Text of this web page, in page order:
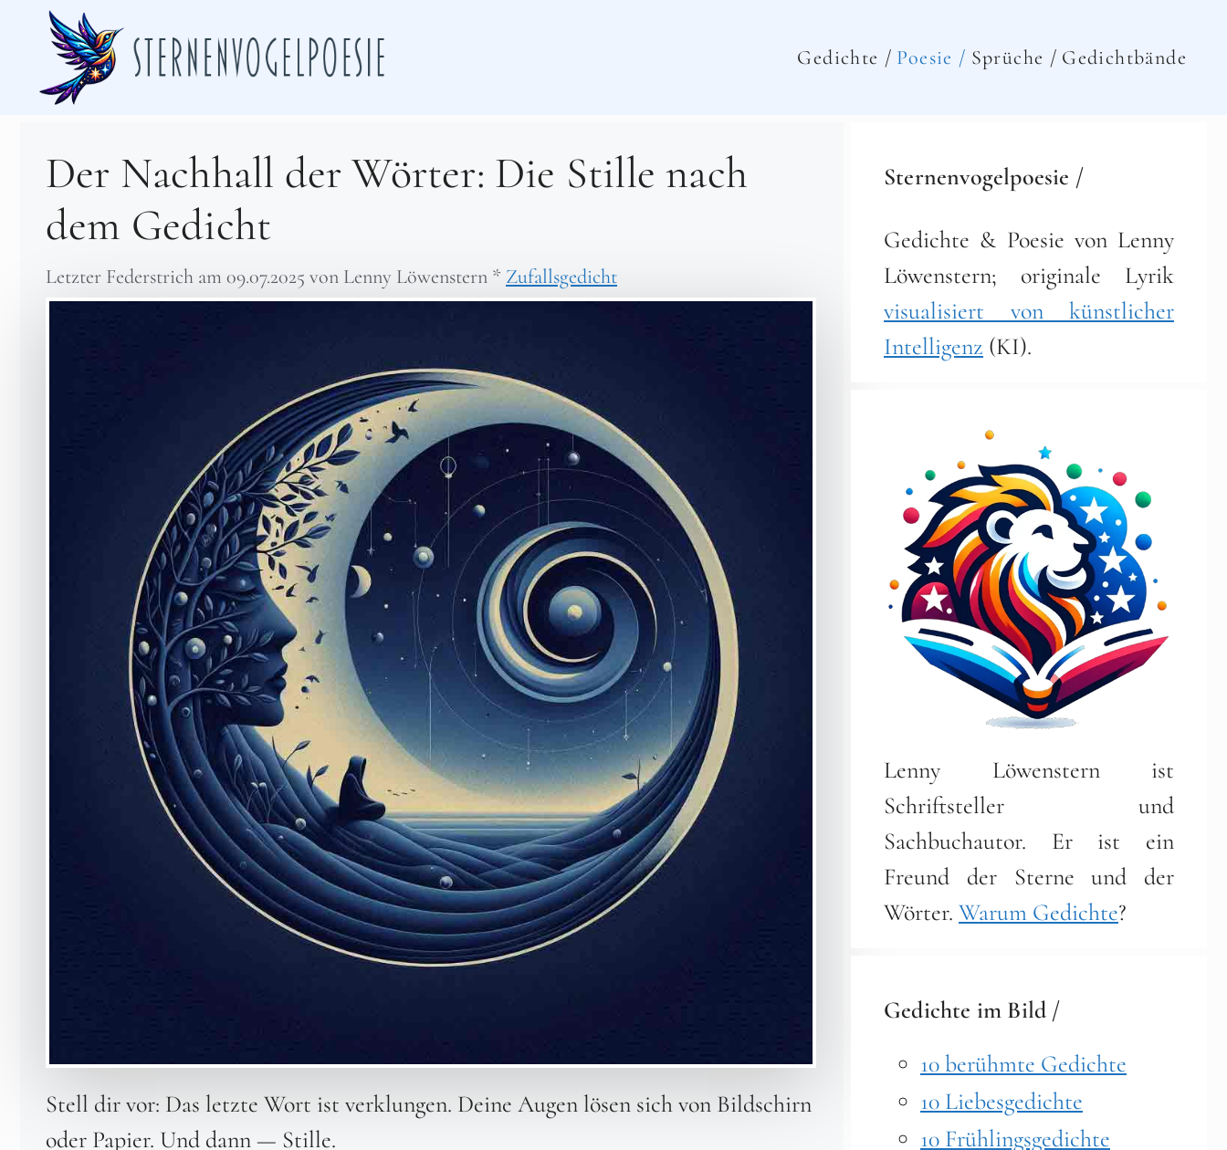
Inhalt
springen
Gedichte / Poesie / Sprüche / Gedichtbände
Der Nachhall der Wörter: Die Stille nach
dem Gedicht
Letzter Federstrich am 09.07.2025 von Lenny Löwenstern * Zufallsgedicht
Stell dir vor: Das letzte Wort ist verklungen. Deine Augen lösen sich von Bildschirn
oder Papier. Und dann — Stille.
Sternenvogelpoesie /
Gedichte & Poesie von Lenny
Löwenstern; originale Lyrik
visualisiert von künstlicher
Intelligenz (KI).
Lenny Löwenstern ist
Schriftsteller und
Sachbuchautor. Er ist ein
Freund der Sterne und der
Wörter. Warum Gedichte?
Gedichte im Bild /
10 berühmte Gedichte
10 Liebesgedichte
10 Frühlingsgedichte